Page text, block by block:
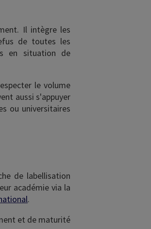
Il intègre les
de toutes les
en situation de
le volume
aussi s'appuyer
ou universitaires
de labellisation
académie via la
.
et de maturité